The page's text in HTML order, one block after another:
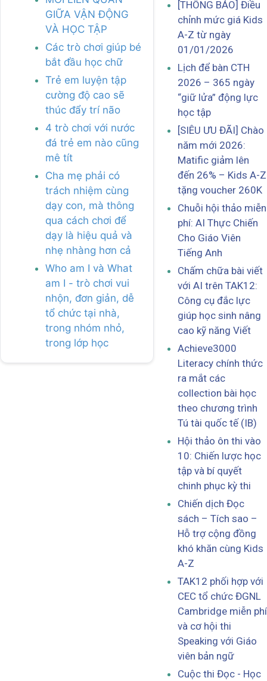
GIỮA VẬN ĐỘNG
VÀ HỌC TẬP
Các trò chơi giúp bé
bắt đầu học chữ
Trẻ em luyện tập
cường độ cao sẽ
thúc đẩy trí não
4 trò chơi với nước
đá trẻ em nào cũng
mê tít
Cha mẹ phải có
trách nhiệm cùng
dạy con, mà thông
qua cách chơi để
dạy là hiệu quả và
nhẹ nhàng hơn cả
Who am I và What
am I - trò chơi vui
nhộn, đơn giản, dễ
tổ chức tại nhà,
trong nhóm nhỏ,
trong lớp học
[THÔNG BÁO] Điều
chỉnh mức giá Kids
A-Z từ ngày
01/01/2026
Lịch để bàn CTH
2026 – 365 ngày
“giữ lửa” động lực
học tập
[SIÊU ƯU ĐÃI] Chào
năm mới 2026:
Matific giảm lên
đến 26% – Kids A-Z
tặng voucher 260K
Chuỗi hội thảo miễn
phí: AI Thực Chiến
Cho Giáo Viên
Tiếng Anh
Chấm chữa bài viết
với AI trên TAK12:
Công cụ đắc lực
giúp học sinh nâng
cao kỹ năng Viết
Achieve3000
Literacy chính thức
ra mắt các
collection bài học
theo chương trình
Tú tài quốc tế (IB)
Hội thảo ôn thi vào
10: Chiến lược học
tập và bí quyết
chinh phục kỳ thi
Chiến dịch Đọc
sách – Tích sao –
Hỗ trợ cộng đồng
khó khăn cùng Kids
A-Z
TAK12 phối hợp với
CEC tổ chức ĐGNL
Cambridge miễn phí
và cơ hội thi
Speaking với Giáo
viên bản ngữ
Cuộc thi Đọc - Học